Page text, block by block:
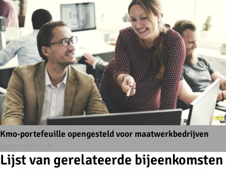
Kmo-portefeuille opengesteld voor maatwerkbedrijven
Lijst van gerelateerde bijeenkomsten